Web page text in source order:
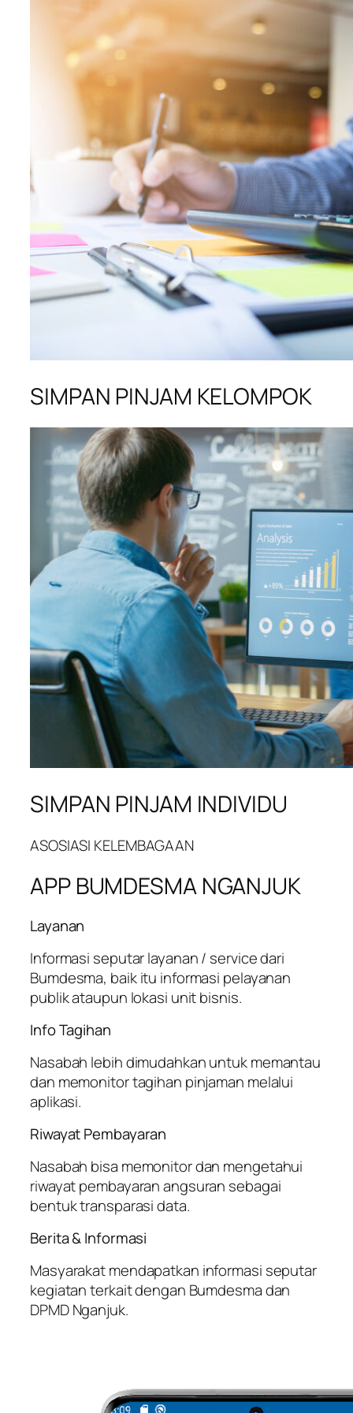
SIMPAN PINJAM KELOMPOK
SIMPAN PINJAM INDIVIDU
ASOSIASI KELEMBAGAAN
APP BUMDESMA NGANJUK
Layanan
Informasi seputar layanan / service dari
Bumdesma, baik itu informasi pelayanan
publik ataupun lokasi unit bisnis.
Info Tagihan
Nasabah lebih dimudahkan untuk memantau
dan memonitor tagihan pinjaman melalui
aplikasi.
Riwayat Pembayaran
Nasabah bisa memonitor dan mengetahui
riwayat pembayaran angsuran sebagai
bentuk transparasi data.
Berita & Informasi
Masyarakat mendapatkan informasi seputar
kegiatan terkait dengan Bumdesma dan
DPMD Nganjuk.